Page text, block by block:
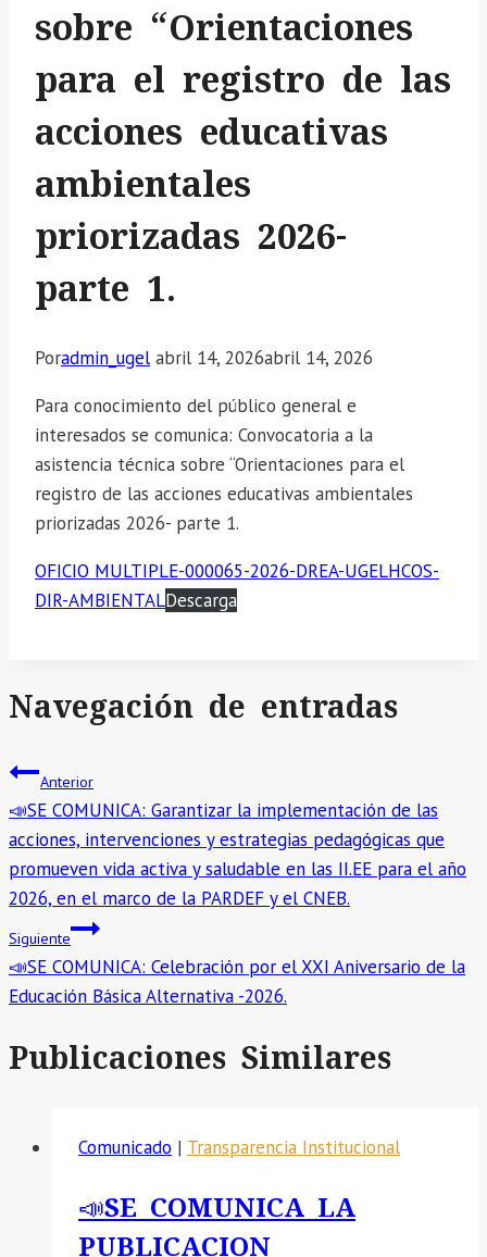
sobre “Orientaciones
para el registro de las
acciones educativas
ambientales
priorizadas 2026-
parte 1.
Poradmin_ugel abril 14, 2026abril 14, 2026
Para conocimiento del público general e
interesados se comunica: Convocatoria a la
asistencia técnica sobre “Orientaciones para el
registro de las acciones educativas ambientales
priorizadas 2026- parte 1.
OFICIO MULTIPLE-000065-2026-DREA-UGELHCOS-
DIR-AMBIENTALDescarga
Navegación de entradas
Anterior
📣SE COMUNICA: Garantizar la implementación de las
acciones, intervenciones y estrategias pedagógicas que
promueven vida activa y saludable en las II.EE para el año
2026, en el marco de la PARDEF y el CNEB.
Siguiente
📣SE COMUNICA: Celebración por el XXI Aniversario de la
Educación Básica Alternativa -2026.
Publicaciones Similares
Comunicado | Transparencia Institucional
📣SE COMUNICA LA
PUBLICACION